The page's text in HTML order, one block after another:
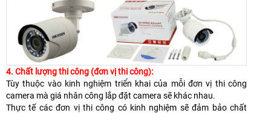
4. Chất lượng thi công (đơn vị thi công):
Tùy thuộc vào kinh nghiệm triển khai của mỗi đơn vị thi công
camera mà giá nhân công lắp đặt camera sẽ khác nhau.
Thực tế các đơn vị thi công có kinh nghiệm sẽ đảm bảo chất